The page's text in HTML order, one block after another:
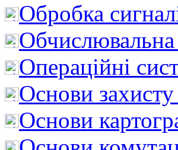
Обробка
Обчислювальна
Операційні
Основи захисту
Основи